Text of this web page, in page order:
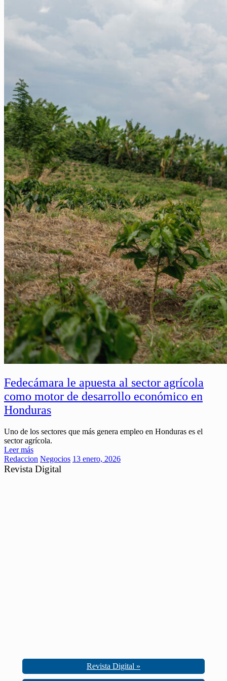
Fedecámara le apuesta al sector agrícola
como motor de desarrollo económico en
Honduras
Uno de los sectores que más genera empleo en Honduras es el
sector agrícola.
Leer más
Redaccion Negocios 13 enero, 2026
Revista Digital
Revista Digital »